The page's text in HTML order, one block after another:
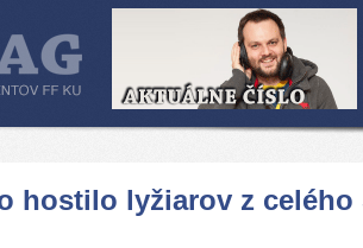
hostilo lyžiarov z celého